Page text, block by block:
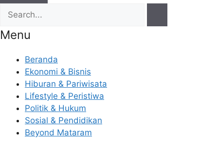
Menu
Beranda
Ekonomi & Bisnis
Hiburan & Pariwisata
Lifestyle & Peristiwa
Politik & Hukum
Sosial & Pendidikan
Beyond Mataram